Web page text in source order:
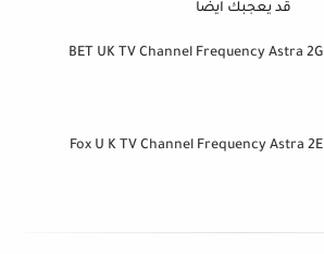
قد يعجبك ايضا
BET UK TV Channel Frequency Astra 2G
Fox U K TV Channel Frequency Astra 2E